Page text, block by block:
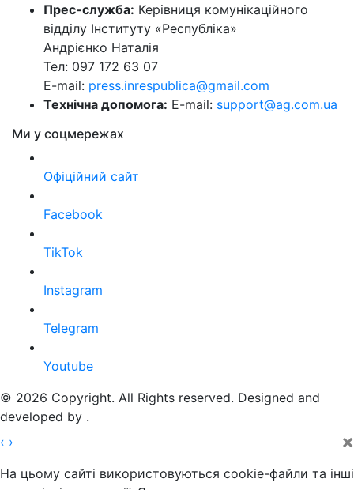
Прес-служба: Керівниця комунікаційного
відділу Інституту «Республіка»
Андрієнко Наталія
Тел: 097 172 63 07
E-mail: press.inrespublica@gmail.com
Технічна допомога: E-mail: support@ag.com.ua
Ми у соцмережах
Офіційний сайт
Facebook
TikTok
Instagram
Telegram
Youtube
© 2026 Copyright. All Rights reserved. Designed and
developed by .
‹ › ×
На цьому сайті використовуються cookie-файли та інші